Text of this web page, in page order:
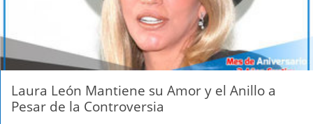
Laura León Mantiene su Amor y el Anillo a
Pesar de la Controversia